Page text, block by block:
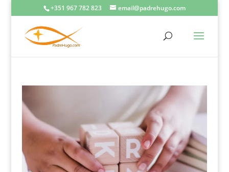
+351 967 782 823 email@padrehugo.com